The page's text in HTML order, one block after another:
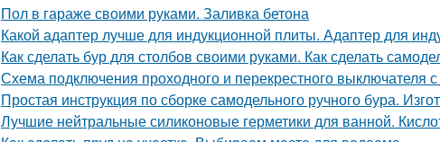
Пол в гараже своими руками. Заливка бетона
Какой адаптер лучше для индукционной плиты. Адаптер для
Как сделать бур для столбов своими руками. Как сделать
Схема подключения проходного и перекрестного выключателя
Простая инструкция по сборке самодельного ручного бура.
Лучшие нейтральные силиконовые герметики для ванной.